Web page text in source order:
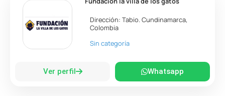
Dirección:Tabio.Cundinamarca,
Colombia
Sin categoría
Ver perfil Whatsapp